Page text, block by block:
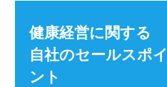
健康経営に関する
自社のセールスポイ
ント